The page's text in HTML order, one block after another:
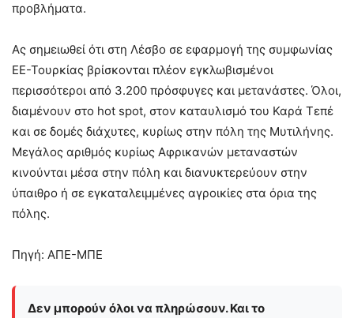
προβλήματα.
Ας σημειωθεί ότι στη Λέσβο σε εφαρμογή της συμφωνίας
ΕΕ-Τουρκίας βρίσκονται πλέον εγκλωβισμένοι
περισσότεροι από 3.200 πρόσφυγες και μετανάστες. Όλοι,
διαμένουν στο hot spot, στον καταυλισμό του Καρά Τεπέ
και σε δομές διάχυτες, κυρίως στην πόλη της Μυτιλήνης.
Μεγάλος αριθμός κυρίως Αφρικανών μεταναστών
κινούνται μέσα στην πόλη και διανυκτερεύουν στην
ύπαιθρο ή σε εγκαταλειμμένες αγροικίες στα όρια της
πόλης.
Πηγή: ΑΠΕ-ΜΠΕ
Δεν μπορούν όλοι να πληρώσουν. Και το